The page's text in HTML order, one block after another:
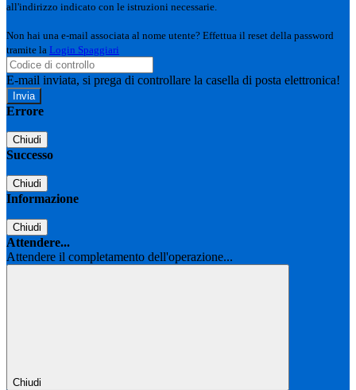
all'indirizzo indicato con le istruzioni necessarie.
Non hai una e-mail associata al nome utente? Effettua il reset della password
tramite la Login Spaggiari
E-mail inviata, si prega di controllare la casella di posta elettronica!
Errore
Chiudi
Successo
Chiudi
Informazione
Chiudi
Attendere...
Attendere il completamento dell'operazione...
Chiudi